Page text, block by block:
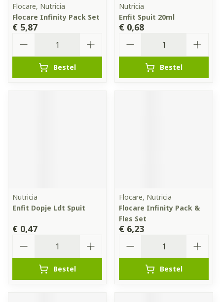
Flocare, Nutricia
Flocare Infinity Pack Set
€ 5,87
Bestel
Nutricia
Enfit Spuit 20ml
€ 0,68
Bestel
Nutricia
Enfit Dopje Ldt Spuit
€ 0,47
Bestel
Flocare, Nutricia
Flocare Infinity Pack &
Fles Set
€ 6,23
Bestel